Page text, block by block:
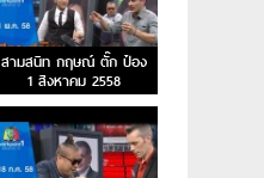
สามสนิท กฤษณ์ ตั๊ก ป๋อง
1 สิงหาคม 2558